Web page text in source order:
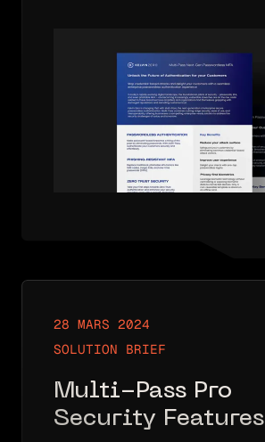
28 MARS 2024
SOLUTION BRIEF
Multi-Pass Pro
Security Features